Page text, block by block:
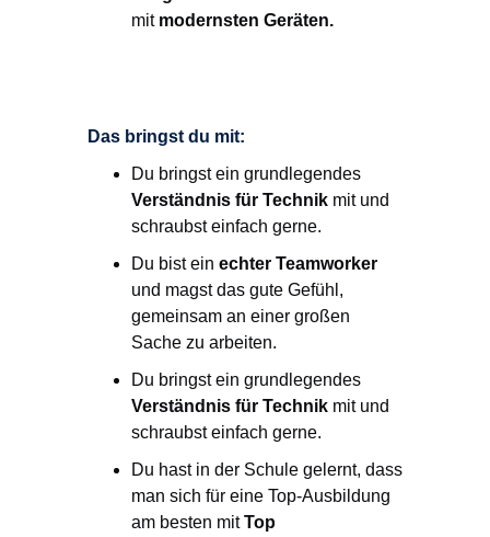
mit modernsten Geräten.
Das bringst du mit:
Du bringst ein grundlegendes
Verständnis für Technik mit und
schraubst einfach gerne.
Du bist ein echter Teamworker
und magst das gute Gefühl,
gemeinsam an einer großen
Sache zu arbeiten.
Du bringst ein grundlegendes
Verständnis für Technik mit und
schraubst einfach gerne.
Du hast in der Schule gelernt, dass
man sich für eine Top-Ausbildung
am besten mitTop